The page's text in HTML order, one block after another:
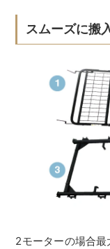
スムーズに搬
2モーターの場合